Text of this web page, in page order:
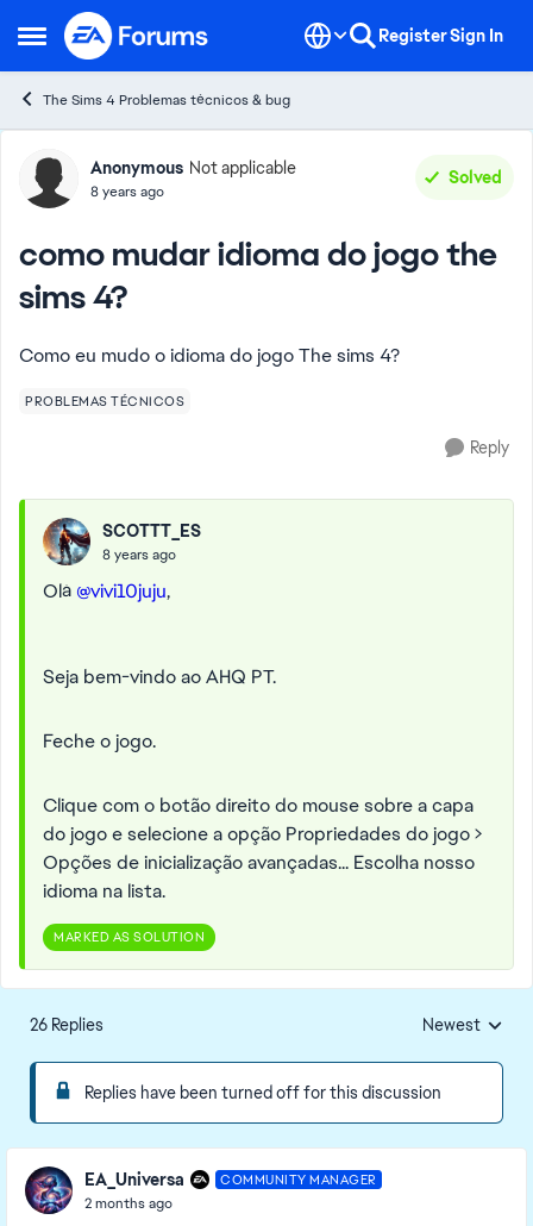
Open Side Menu
Skip to content RegisterSign In
The Sims 4 Problemas técnicos & bug
Forum Discussion
Anonymous Not applicable
8 years ago
Solved
como mudar idioma do jogo the
sims 4?
Como eu mudo o idioma do jogo The sims 4?
PROBLEMAS TÉCNICOS
Reply
SCOTTT_ES
8 years ago
Olá @vivi10juju,
Seja bem-vindo ao AHQ PT.
Feche o jogo.
Clique com o botão direito do mouse sobre a capa
do jogo e selecione a opção Propriedades do jogo >
Opções de inicialização avançadas... Escolha nosso
idioma na lista.
MARKED AS SOLUTION
26 Replies Replies sorted
Newest
Replies have been turned off for this discussion
EA_Universa COMMUNITY MANAGER
2 months ago